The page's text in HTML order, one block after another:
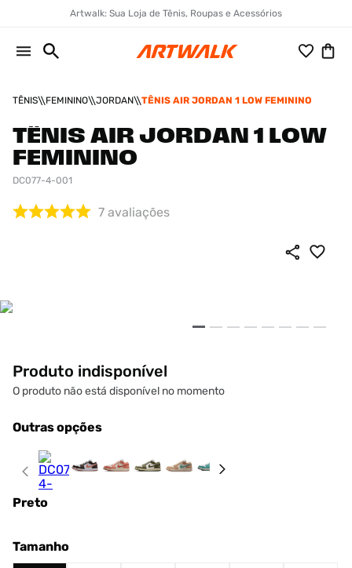
Artwalk: Sua Loja de Tênis, Roupas e Acessórios
TÊNIS FEMININO JORDAN TÊNIS AIR JORDAN 1 LOW FEMININO
TÊNIS AIR JORDAN 1 LOW
FEMININO
DC077-4-001
7 avaliações
Produto indisponível
O produto não está disponível no momento
Outras opções
Preto
Tamanho